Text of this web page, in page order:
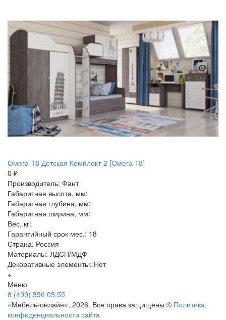
Омега-18 Детская Комплект-2 [Омега 18]
0 ₽
Производитель: Фант
Габаритная высота, мм:
Габаритная глубина, мм:
Габаритная ширина, мм:
Вес, кг:
Гарантийный срок мес.: 18
Страна: Россия
Материалы: ЛДСП/МДФ
Декоративные элементы: Нет
+
Меню
8 (499) 390 03 55
«Мебель-онлайн», 2026. Все права защищены © Политика
конфиденциальности сайта